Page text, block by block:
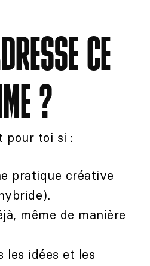
CE
?
pour toi si :
pratique créative
même de manière
les idées et les